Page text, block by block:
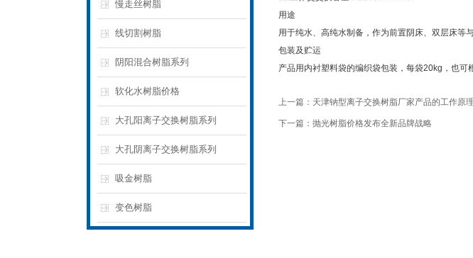
慢走丝树脂
线切割树脂
阴阳混合树脂系列
软化水树脂价格
大孔阳离子交换树脂系列
大孔阴离子交换树脂系列
吸金树脂
变色树脂
用途
用于纯水、高纯水制备，作为前置阴床、双层床等
包装及贮运
产品用内衬塑料袋的编织袋包装，每袋20kg，也
上一篇： 天津钠型离子交换树脂厂家产品的工作原
下一篇： 抛光树脂价格发布全新品牌战略